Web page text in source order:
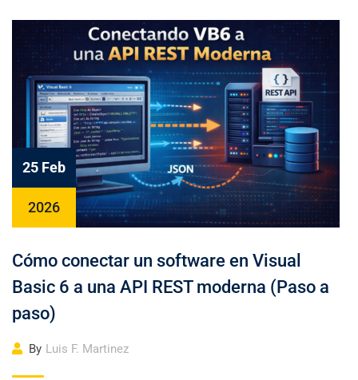
25 Feb
2026
Cómo conectar un software en Visual
Basic 6 a una API REST moderna (Paso a
paso)
By Luis F. Martinez